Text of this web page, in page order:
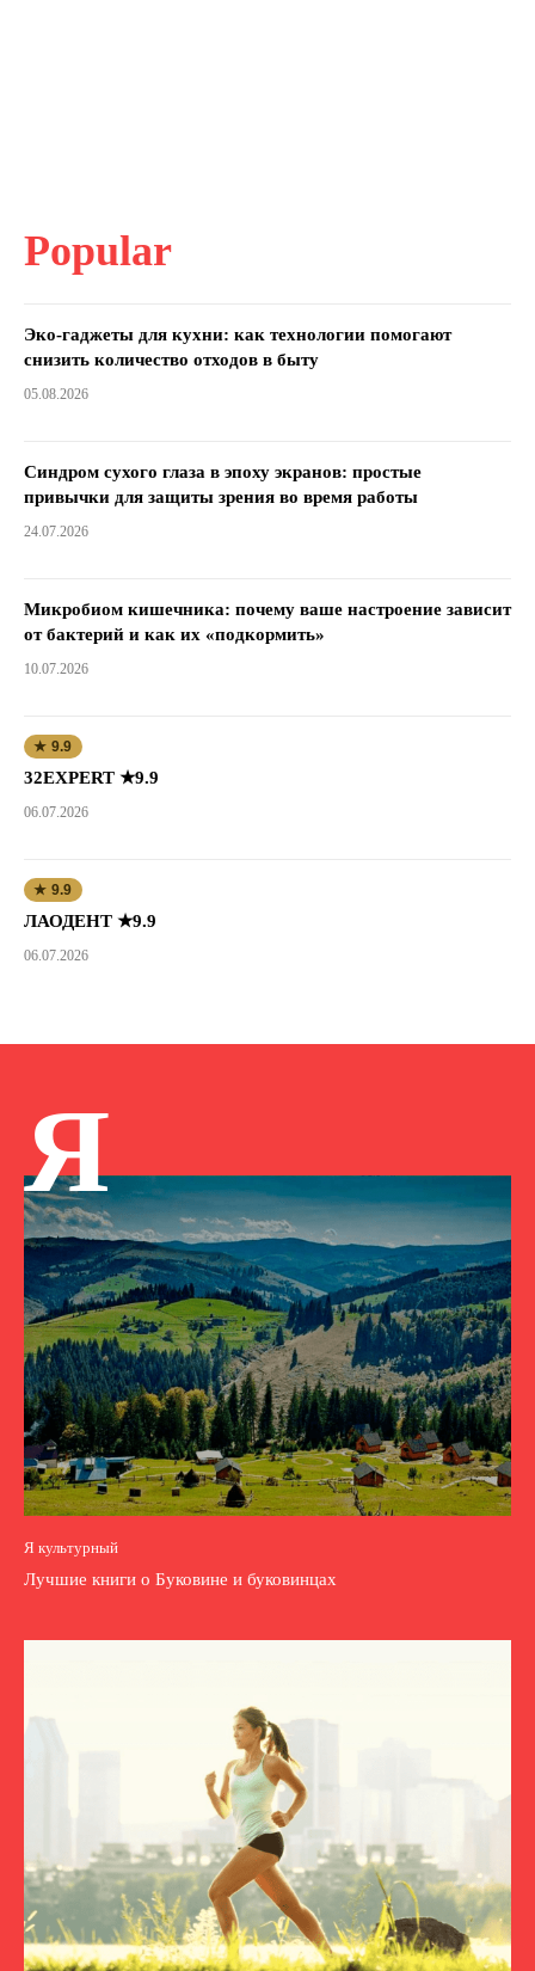
Popular
Эко-гаджеты для кухни: как технологии помогают
снизить количество отходов в быту
05.08.2026
Синдром сухого глаза в эпоху экранов: простые
привычки для защиты зрения во время работы
24.07.2026
Микробиом кишечника: почему ваше настроение зависит
от бактерий и как их «подкормить»
10.07.2026
★ 9.9
32EXPERT ★9.9
06.07.2026
★ 9.9
ЛАОДЕНТ ★9.9
06.07.2026
Я
Я культурный
Лучшие книги о Буковине и буковинцах